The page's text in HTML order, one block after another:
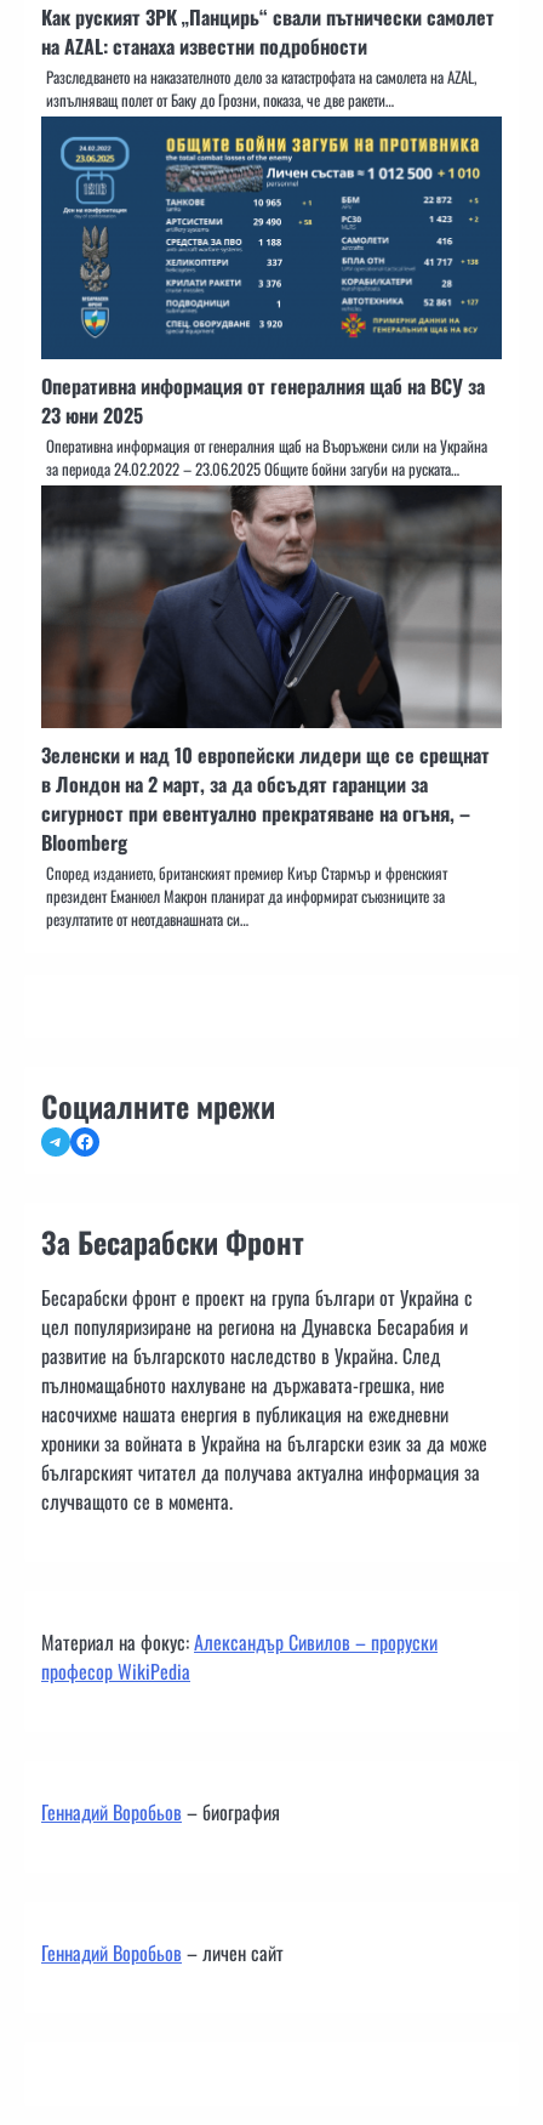
Как руският ЗРК „Панцирь“ свали пътнически самолет
на AZAL: станаха известни подробности
Разследването на наказателното дело за катастрофата на самолета на AZAL,
изпълняващ полет от Баку до Грозни, показа, че две ракети…
Оперативна информация от генералния щаб на ВСУ за
23 юни 2025
Оперативна информация от генералния щаб на Въоръжени сили на Украйна
за периода 24.02.2022 – 23.06.2025 Общите бойни загуби на руската…
Зеленски и над 10 европейски лидери ще се срещнат
в Лондон на 2 март, за да обсъдят гаранции за
сигурност при евентуално прекратяване на огъня, –
Bloomberg
Според изданието, британският премиер Киър Стармър и френският
президент Еманюел Макрон планират да информират съюзниците за
резултатите от неотдавнашната си…
Социалните мрежи
TelegramFacebook
За Бесарабски Фронт
Бесарабски фронт е проект на група българи от Украйна с
цел популяризиране на региона на Дунавска Бесарабия и
развитие на българското наследство в Украйна. След
пълномащабното нахлуване на държавата-грешка, ние
насочихме нашата енергия в публикация на ежедневни
хроники за войната в Украйна на български език за да може
българският читател да получава актуална информация за
случващото се в момента.
Материал на фокус:Александър Сивилов – проруски
професор WikiPedia
Геннадий Воробьов– биография
Геннадий Воробьов– личен сайт